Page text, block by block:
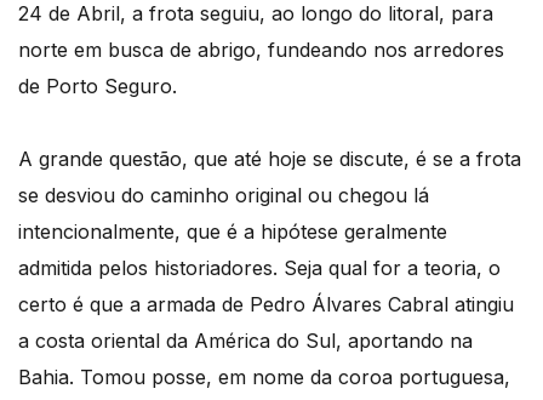
24 de Abril, a frota seguiu, ao longo do litoral, para
norte em busca de abrigo, fundeando nos arredores
de Porto Seguro.
A grande questão, que até hoje se discute, é se a frota
se desviou do caminho original ou chegou lá
intencionalmente, que é a hipótese geralmente
admitida pelos historiadores. Seja qual for a teoria, o
certo é que a armada de Pedro Álvares Cabral atingiu
a costa oriental da América do Sul, aportando na
Bahia. Tomou posse, em nome da coroa portuguesa,